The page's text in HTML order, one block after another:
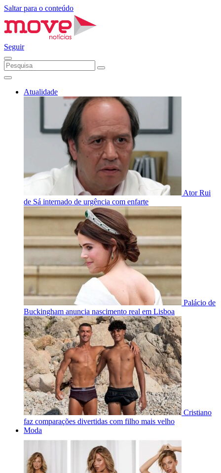
Saltar para o conteúdo
Seguir
Atualidade
Ator Rui
de Sá internado de urgência com enfarte
Palácio de
Buckingham anuncia nascimento real em Lisboa
Cristiano
faz comparações divertidas com filho mais velho
Moda